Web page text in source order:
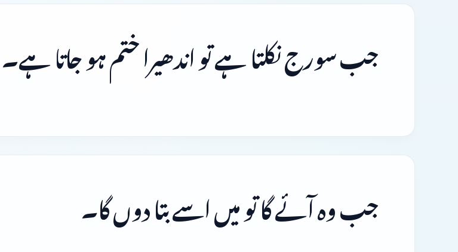
جب سورج نکلتا ہے تو اندھیرا ختم ہو جاتا ہے۔
جب وہ آئے گا تو میں اسے بتا دوں گا۔